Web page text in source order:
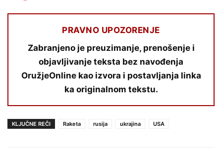
PRAVNO UPOZORENJE
Zabranjeno je preuzimanje, prenošenje i
objavljivanje teksta bez navođenja
OružjeOnline kao izvora i postavljanja linka
ka originalnom tekstu.
KLJUČNE REČI Raketa rusija ukrajina USA